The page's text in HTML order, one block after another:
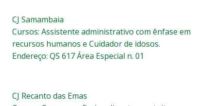
CJ Samambaia
Cursos: Assistente administrativo com ênfase em
recursos humanos e Cuidador de idosos.
Endereço: QS 617 Área Especial n. 01
CJ Recanto das Emas